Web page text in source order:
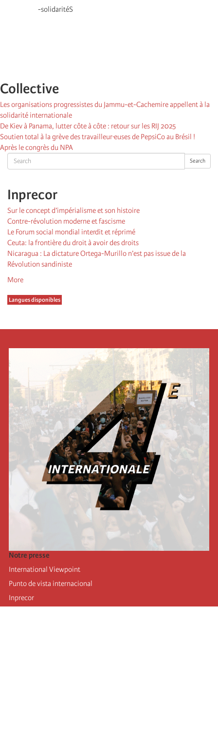
Search Search
Inprecor
Sur le concept d’impérialisme et son histoire
Contre-révolution moderne et fascisme
Le Forum social mondial interdit et réprimé
Ceuta: la frontière du droit à avoir des droits
Nicaragua : La dictature Ortega-Murillo n’est pas issue de la
Révolution sandiniste
More
Langues disponibles
-solidaritéS
Collective
Les organisations progressistes du Jammu-et-Cachemire appellent à la
solidarité internationale
De Kiev à Panama, lutter côte à côte : retour sur les RIJ 2025
Soutien total à la grève des travailleur·euses de PepsiCo au Brésil !
Après le congrès du NPA
Notre presse
International Viewpoint
Punto de vista internacional
Inprecor